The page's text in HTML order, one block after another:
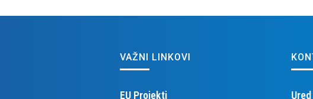
VAŽNI LINKOVI
EU Projekti